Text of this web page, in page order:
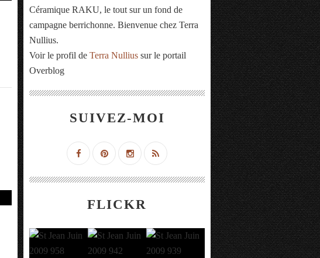
Céramique RAKU, le tout sur un fond de
campagne berrichonne. Bienvenue chez Terra
Nullius.
Voir le profil de Terra Nullius sur le portail
Overblog
SUIVEZ-MOI
FLICKR